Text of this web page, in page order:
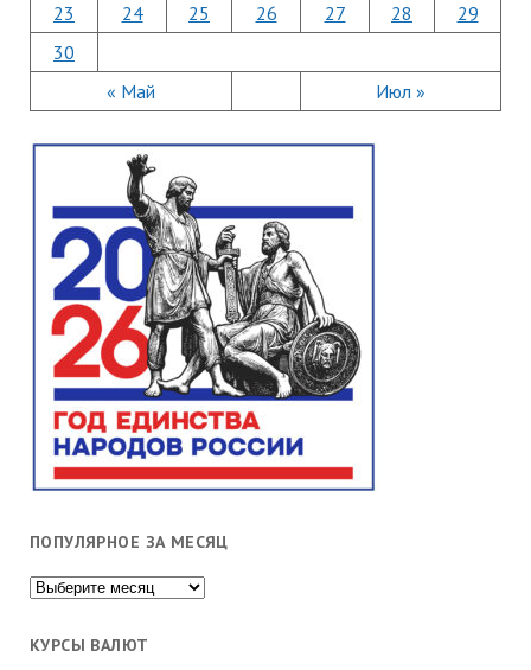
« Май Июл »
23
24 25 26 27 28
29
30
ПОПУЛЯРНОЕ ЗА МЕСЯЦ
Популярное
месяц
КУРСЫ ВАЛЮТ